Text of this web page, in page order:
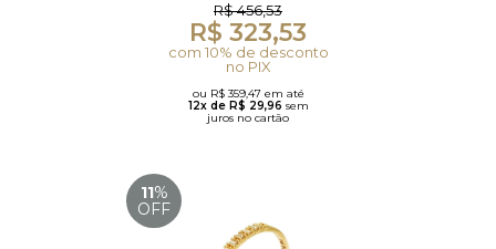
R$ 456,53
R$ 323,53
com 10% de desconto
no PIX
ou R$ 359,47 em até
12x de R$ 29,96 sem
juros no cartão
11%
OFF